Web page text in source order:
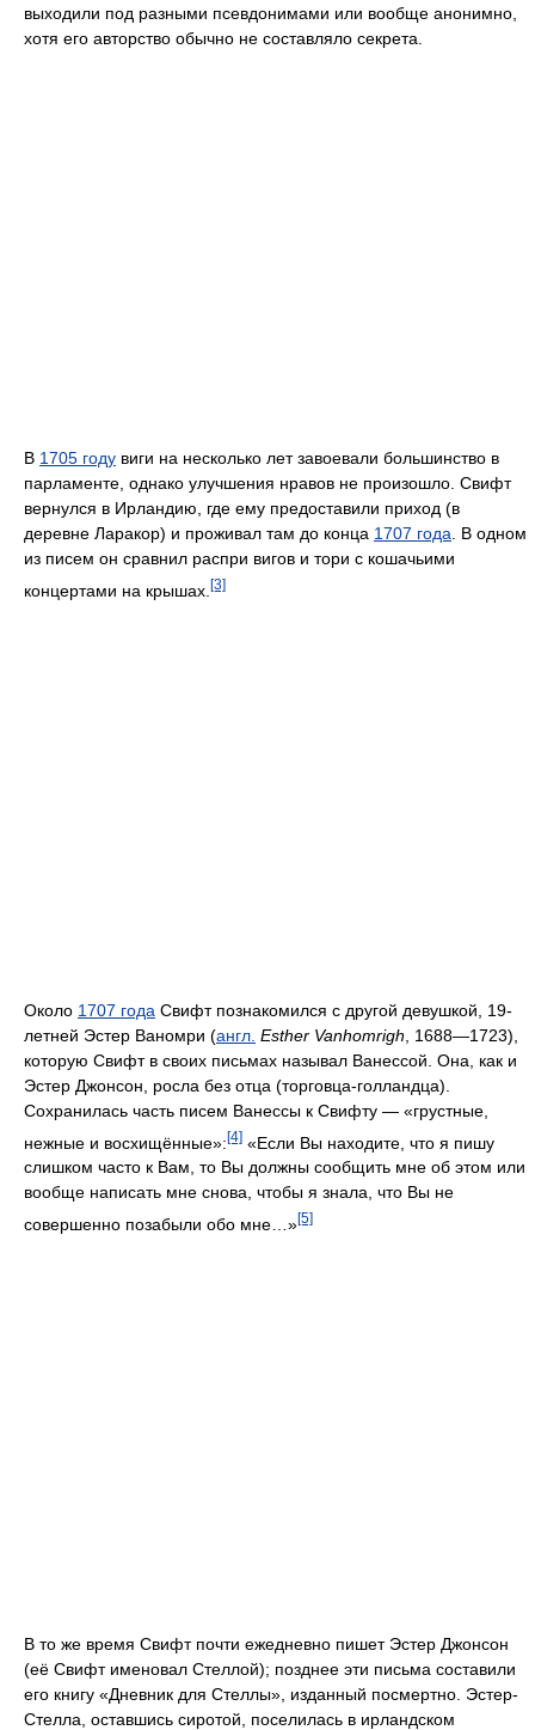
выходили под разными псевдонимами или вообще анонимно,
хотя его авторство обычно не составляло секрета.
В 1705 году виги на несколько лет завоевали большинство в
парламенте, однако улучшения нравов не произошло. Свифт
вернулся в Ирландию, где ему предоставили приход (в
деревне Ларакор) и проживал там до конца 1707 года . В одном
из писем он сравнил распри вигов и тори с кошачьими
концертами на крышах. [3]
Около 1707 года Свифт познакомился с другой девушкой, 19-
летней Эстер Ваномри (англ. Esther Vanhomrigh , 1688—1723),
которую Свифт в своих письмах называл Ванессой. Она, как и
Эстер Джонсон, росла без отца (торговца-голландца).
Сохранилась часть писем Ванессы к Свифту — «грустные,
нежные и восхищённые»:[4] «Если Вы находите, что я пишу
слишком часто к Вам, то Вы должны сообщить мне об этом или
вообще написать мне снова, чтобы я знала, что Вы не
совершенно позабыли обо мне…»[5]
В то же время Свифт почти ежедневно пишет Эстер Джонсон
(её Свифт именовал Стеллой); позднее эти письма составили
его книгу «Дневник для Стеллы», изданный посмертно. Эстер-
Стелла, оставшись сиротой, поселилась в ирландском